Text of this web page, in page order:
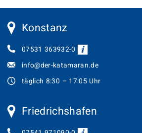
Konstanz
07531 363932-0
info@der-katamaran.de
täglich 8:30 – 17:05 Uhr
Friedrichshafen